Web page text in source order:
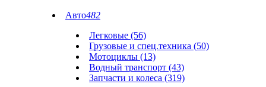
Авто482
Легковые (56)
Грузовые и спец.техника (50)
Мотоциклы (13)
Водный транспорт (43)
Запчасти и колеса (319)